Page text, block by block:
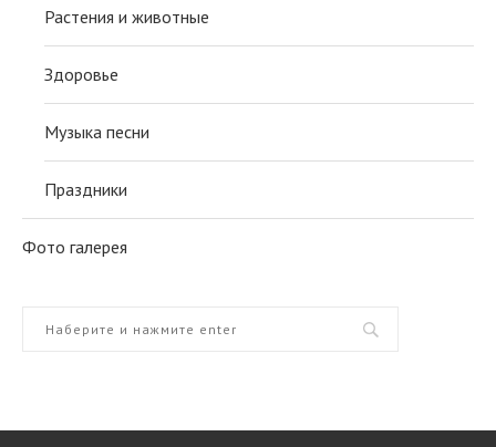
Растения и животные
Здоровье
Музыка песни
Праздники
Фото галерея